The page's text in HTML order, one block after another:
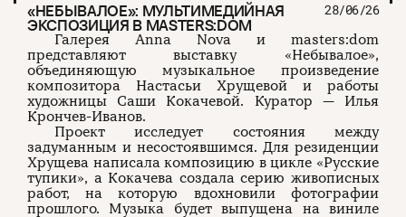
«НЕБЫВАЛОЕ»: МУЛЬТИМЕДИЙНАЯ
ЭКСПОЗИЦИЯ В MASTERS:DOM
28/06/26
Галерея Anna Nova и masters:dom
представляют выставку «Небывалое»,
объединяющую музыкальное произведение
композитора Настасьи Хрущевой и работы
художницы Саши Кокачевой. Куратор — Илья
Крончев-Иванов.
Проект исследует состояния между
задуманным и несостоявшимся. Для резиденции
Хрущева написала композицию в цикле «Русские
тупики», а Кокачева создала серию живописных
работ, на которую вдохновили фотографии
прошлого. Музыка будет выпущена на виниле